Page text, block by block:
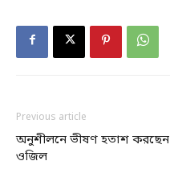
Previous article
অনুশীলনে ভীষণ হতাশ করছেন
ওজিল